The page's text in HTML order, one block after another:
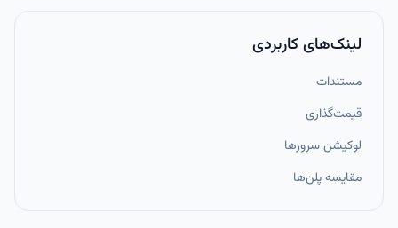
لینک‌های کاربردی
مستندات
قیمت‌گذاری
لوکیشن سرورها
مقایسه پلن‌ها